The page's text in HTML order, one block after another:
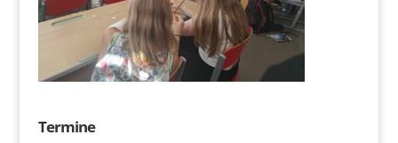
Termine